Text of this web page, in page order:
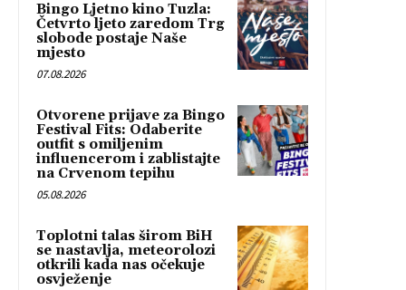
Bingo Ljetno kino Tuzla:
Četvrto ljeto zaredom Trg
slobode postaje Naše
mjesto
07.08.2026
Otvorene prijave za Bingo
Festival Fits: Odaberite
outfit s omiljenim
influencerom i zablistajte
na Crvenom tepihu
05.08.2026
Toplotni talas širom BiH
se nastavlja, meteorolozi
otkrili kada nas očekuje
osvježenje